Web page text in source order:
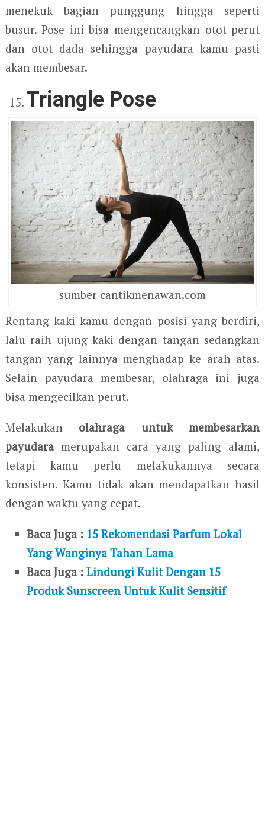
menekuk bagian punggung hingga seperti
busur. Pose ini bisa mengencangkan otot perut
dan otot dada sehingga payudara kamu pasti
akan membesar.
Triangle Pose
sumber cantikmenawan.com
Rentang kaki kamu dengan posisi yang berdiri,
lalu raih ujung kaki dengan tangan sedangkan
tangan yang lainnya menghadap ke arah atas.
Selain payudara membesar, olahraga ini juga
bisa mengecilkan perut.
Melakukan olahraga untuk membesarkan
payudaramerupakan cara yang paling alami,
tetapi kamu perlu melakukannya secara
konsisten. Kamu tidak akan mendapatkan hasil
dengan waktu yang cepat.
Baca Juga : 15 Rekomendasi Parfum Lokal
Yang Wanginya Tahan Lama
Baca Juga :Lindungi Kulit Dengan 15
Produk Sunscreen Untuk Kulit Sensitif